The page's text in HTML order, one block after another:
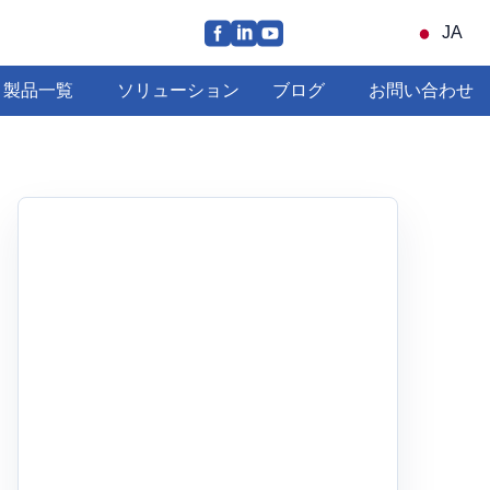
JA
製品一覧 ソリューション ブログ お問い合わせ